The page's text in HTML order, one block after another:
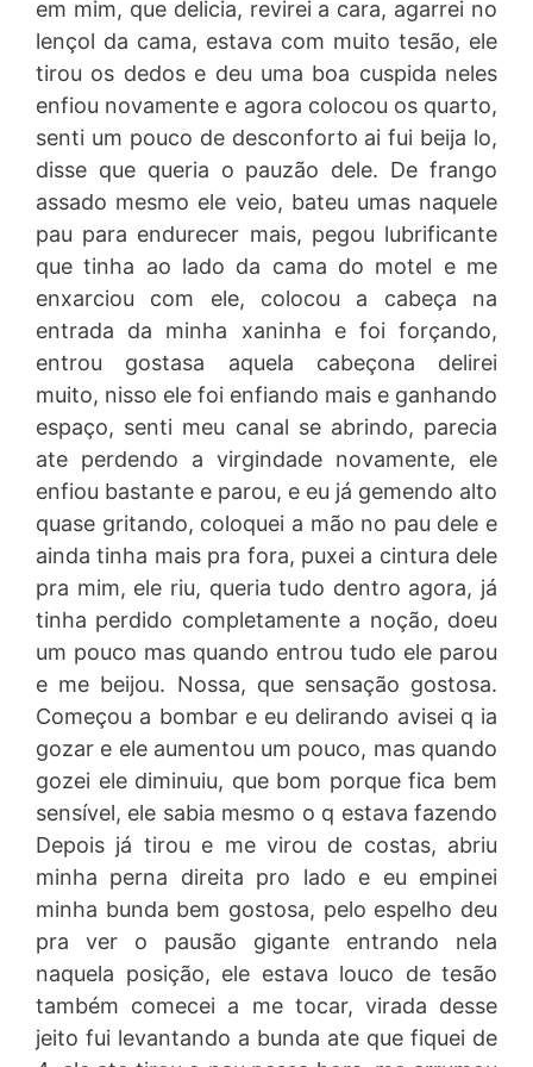
em mim, que delicia, revirei a cara, agarrei no
lençol da cama, estava com muito tesão, ele
tirou os dedos e deu uma boa cuspida neles
enfiou novamente e agora colocou os quarto,
senti um pouco de desconforto ai fui beija lo,
disse que queria o pauzão dele. De frango
assado mesmo ele veio, bateu umas naquele
pau para endurecer mais, pegou lubrificante
que tinha ao lado da cama do motel e me
enxarciou com ele, colocou a cabeça na
entrada da minha xaninha e foi forçando,
entrou gostasa aquela cabeçona delirei
muito, nisso ele foi enfiando mais e ganhando
espaço, senti meu canal se abrindo, parecia
ate perdendo a virgindade novamente, ele
enfiou bastante e parou, e eu já gemendo alto
quase gritando, coloquei a mão no pau dele e
ainda tinha mais pra fora, puxei a cintura dele
pra mim, ele riu, queria tudo dentro agora, já
tinha perdido completamente a noção, doeu
um pouco mas quando entrou tudo ele parou
e me beijou. Nossa, que sensação gostosa.
Começou a bombar e eu delirando avisei q ia
gozar e ele aumentou um pouco, mas quando
gozei ele diminuiu, que bom porque fica bem
sensível, ele sabia mesmo o q estava fazendo
Depois já tirou e me virou de costas, abriu
minha perna direita pro lado e eu empinei
minha bunda bem gostosa, pelo espelho deu
pra ver o pausão gigante entrando nela
naquela posição, ele estava louco de tesão
também comecei a me tocar, virada desse
jeito fui levantando a bunda ate que fiquei de